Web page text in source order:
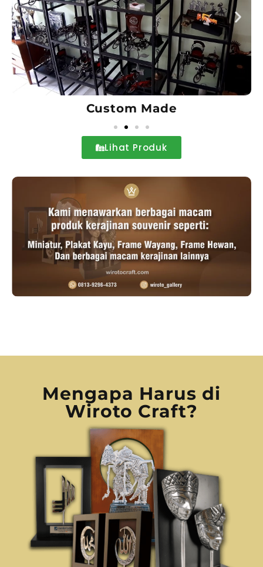
Wall Decor
Lihat Produk
Mengapa Harus di
Wiroto Craft?